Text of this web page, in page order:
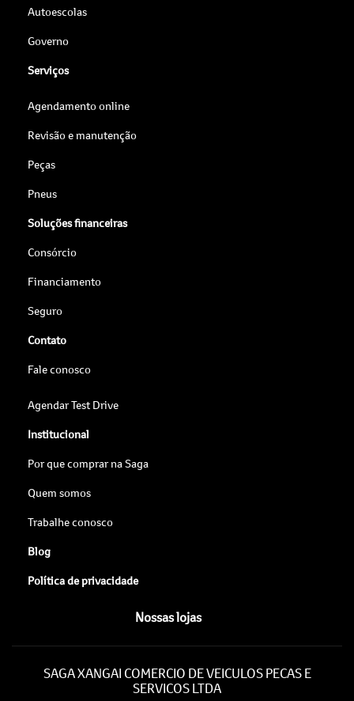
Autoescolas
Governo
Serviços
Agendamento online
Revisão e manutenção
Peças
Pneus
Soluções financeiras
Consórcio
Financiamento
Seguro
Contato
Fale conosco
Agendar Test Drive
Institucional
Por que comprar na Saga
Quem somos
Trabalhe conosco
Blog
Política de privacidade
Nossas lojas
SAGA XANGAI COMERCIO DE VEICULOS PECAS E
SERVICOS LTDA